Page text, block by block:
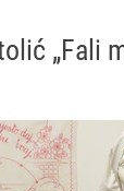
„Fali